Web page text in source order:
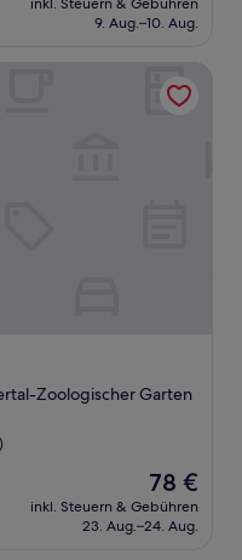
beträgt
9. Aug.–10. Aug.
Zoologischer Garten
Der
Preis
beträgt
78 €
inkl. Steuern & Gebühren
23. Aug.–24. Aug.